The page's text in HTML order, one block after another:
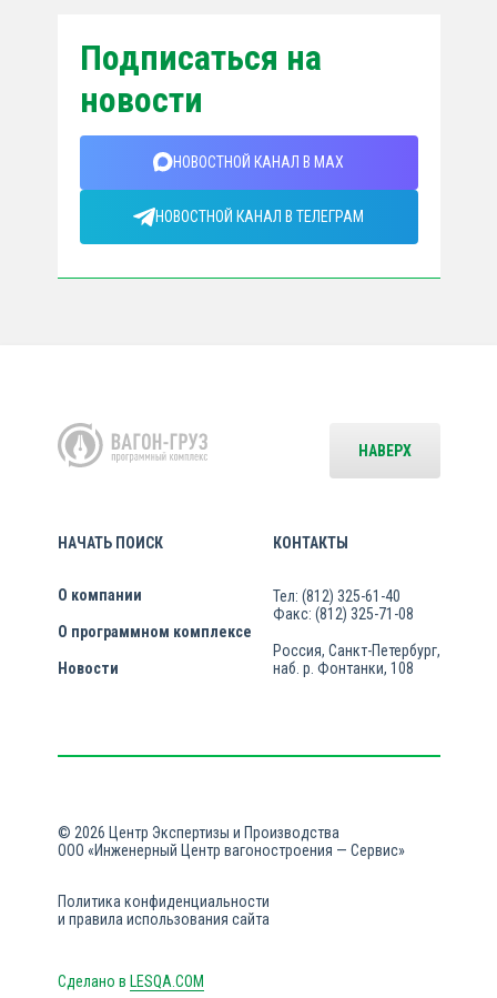
Подписаться на
новости
НОВОСТНОЙ КАНАЛ В MAX
НОВОСТНОЙ КАНАЛ В ТЕЛЕГРАМ
НАЧАТЬ ПОИСК
О компании
О программном комплексе
Новости
КОНТАКТЫ
Тел: (812) 325-61-40
Факс: (812) 325-71-08
Россия, Санкт-Петербург,
наб. р. Фонтанки, 108
НАВЕРХ
© 2026 Центр Экспертизы и Производства
ООО «Инженерный Центр вагоностроения — Сервис»
Политика конфиденциальности
и правила использования сайта
Сделано в LESQA.COM